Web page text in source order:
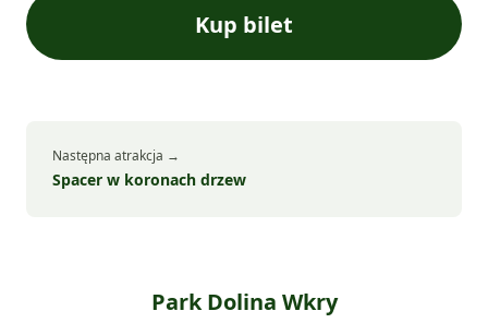
Kup bilet
Następna atrakcja →
Spacer w koronach drzew
Park Dolina Wkry